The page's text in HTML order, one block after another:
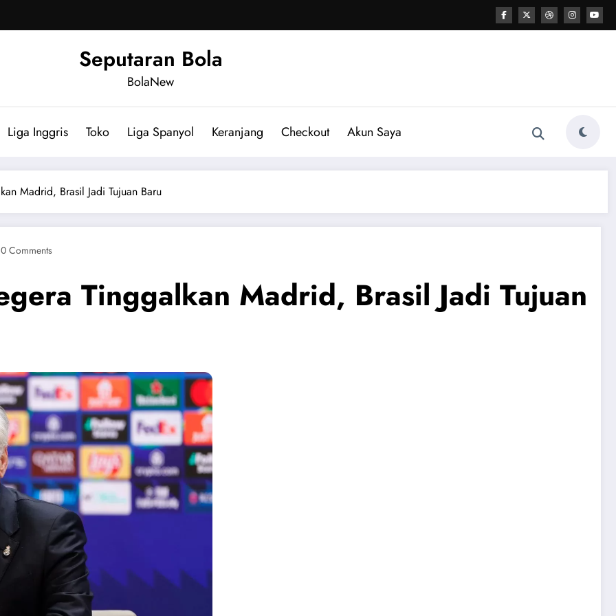
Seputaran Bola
BolaNew
Liga Inggris Toko Liga Spanyol Keranjang Checkout Akun Saya
Madrid, Brasil Jadi Tujuan Baru
0 Comments
Tinggalkan Madrid, Brasil Jadi Tujuan